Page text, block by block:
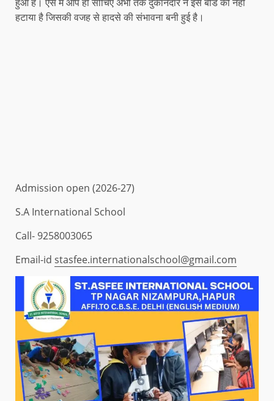
हटाया है जिसकी वजह से हादसे की संभावना बनी हुई है।
Admission open (2026-27)
S.A International School
Call- 9258003065
Email-id stasfee.internationalschool@gmail.com